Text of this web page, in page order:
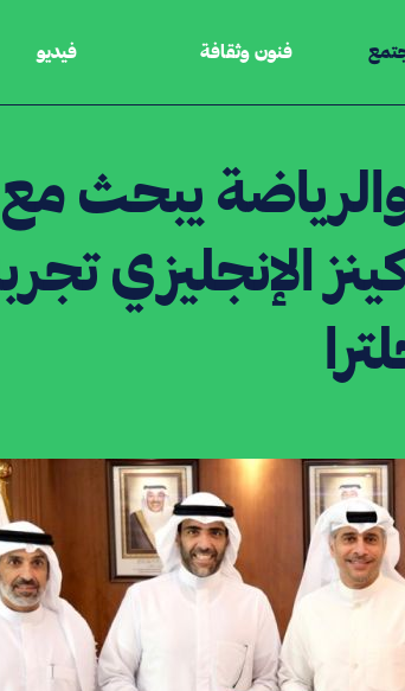
فنون وثقافة فيديو
يبحث
الإنجليزي